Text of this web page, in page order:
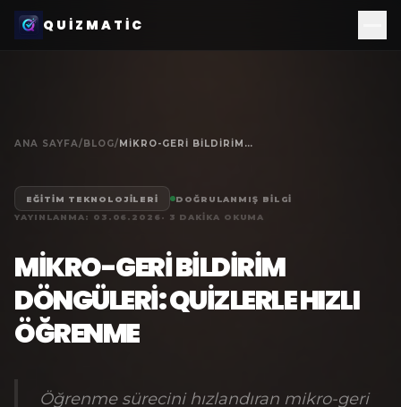
QUIZMATIC
ANA SAYFA/BLOG/ MIKRO-GERI BILDIRIM DÖNGÜLERI: QUIZLERLE HIZLI ÖĞRENME
EĞITIM TEKNOLOJILERI
DOĞRULANMIŞ BILGI
YAYINLANMA:
03.06.2026 · 3 DAKIKA OKUMA
MIKRO-GERI BILDIRIM
DÖNGÜLERI: QUIZLERLE HIZLI
ÖĞRENME
Öğrenme sürecini hızlandıran mikro-geri